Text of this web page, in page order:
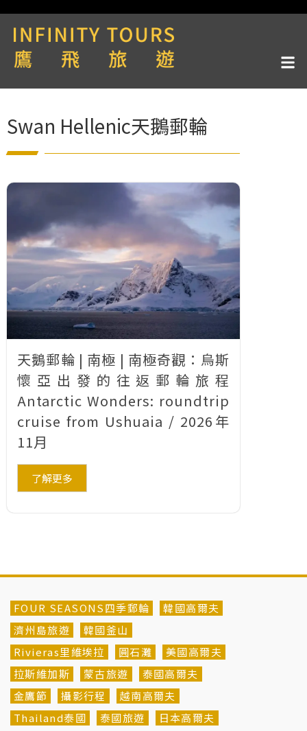
Swan Hellenic天鵝郵輪
天鵝郵輪 | 南極 | 南極奇觀：烏斯
懷亞出發的往返郵輪旅程
Antarctic Wonders: roundtrip
cruise from Ushuaia / 2026年
11月
了解更多
FOUR SEASONS四季郵輪
韓國高爾夫
濟州島旅遊
韓國釜山
Rivieras里維埃拉
圓石灘
美國高爾夫
拉斯維加斯
蒙古旅遊
泰國高爾夫
金鷹節
攝影行程
越南高爾夫
Thailand泰國
泰國旅遊
日本高爾夫